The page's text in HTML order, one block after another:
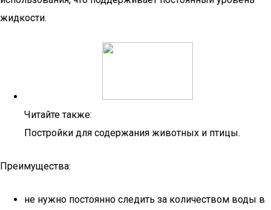
жидкости.
Читайте также:
Постройки для содержания животных и птицы.
Преимущества:
не нужно постоянно следить за количеством воды в